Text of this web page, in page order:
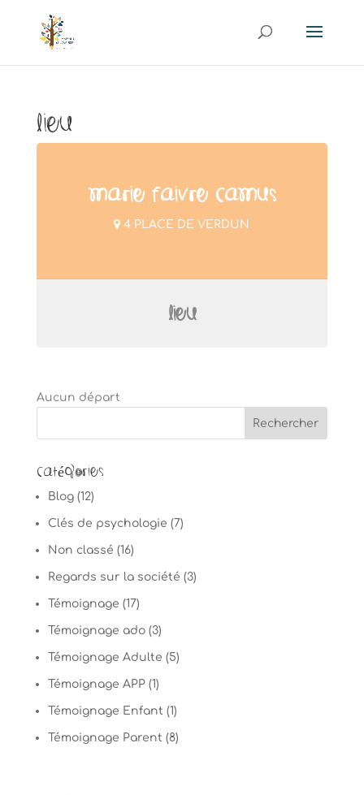
Lieu
MARIE FAIVRE CAMUS
4 PLACE DE VERDUN
LIEU
Aucun départ
Catégories
Blog(12)
Clés de psychologie (7)
Non classé (16)
Regards sur la société (3)
Témoignage (17)
Témoignage ado(3)
Témoignage Adulte (5)
Témoignage APP(1)
Témoignage Enfant (1)
Témoignage Parent (8)